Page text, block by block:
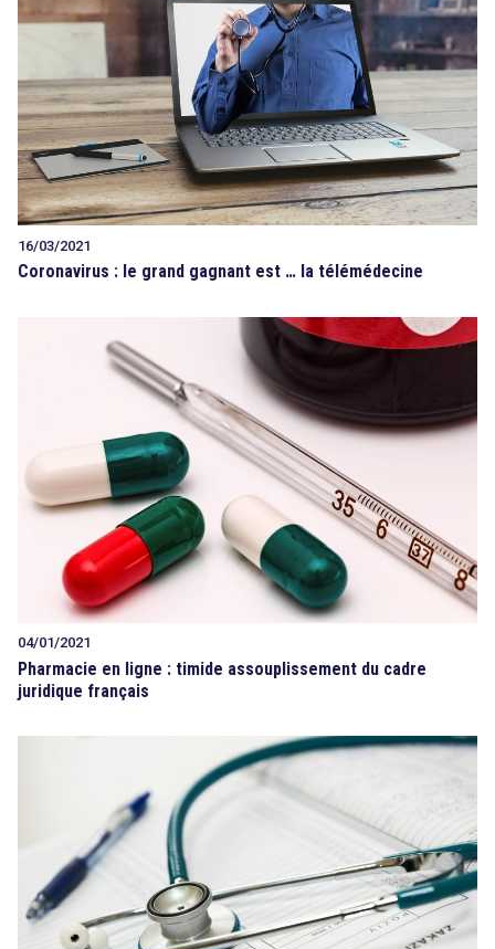
16/03/2021
Coronavirus : le grand gagnant est … la télémédecine
04/01/2021
Pharmacie en ligne : timide assouplissement du cadre
juridique français